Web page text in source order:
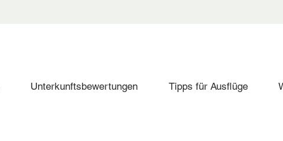
Unterkunftsbewertungen Tipps für Ausflüge